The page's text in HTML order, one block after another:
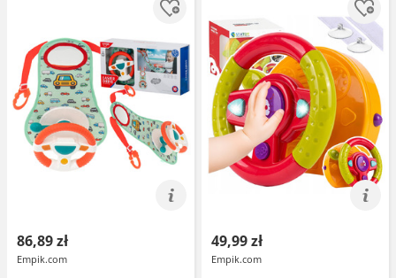
86,89 zł
Empik.com
49,99 zł
Empik.com